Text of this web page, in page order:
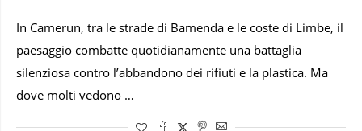
In Camerun, tra le strade di Bamenda e le coste di Limbe, il
paesaggio combatte quotidianamente una battaglia
silenziosa contro l’abbandono dei rifiuti e la plastica. Ma
dove molti vedono …